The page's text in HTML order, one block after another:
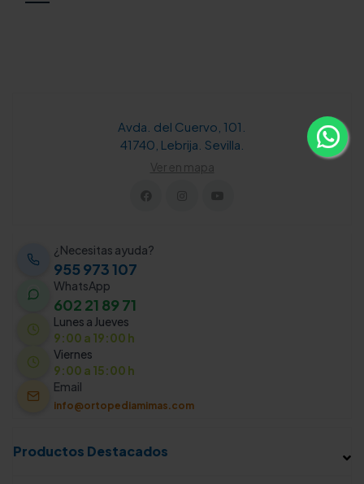
Avda. del Cuervo, 101.
41740, Lebrija. Sevilla.
Ver en mapa
¿Necesitas ayuda?
955 973 107
WhatsApp
602 21 89 71
Lunes a Jueves
9:00 a 19:00 h
Viernes
9:00 a 15:00 h
Email
info@ortopediamimas.com
Productos Destacados